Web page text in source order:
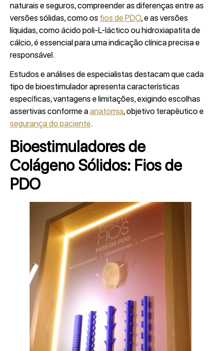
naturais e seguros, compreender as diferenças entre as
versões sólidas, como os fios de PDO, e as versões
líquidas, como ácido poli-L-láctico ou hidroxiapatita de
cálcio, é essencial para uma indicação clínica precisa e
responsável.
Estudos e análises de especialistas destacam que cada
tipo de bioestimulador apresenta características
específicas, vantagens e limitações, exigindo escolhas
assertivas conforme aanatomia, objetivo terapêutico e
segurança do paciente.
Bioestimuladores de
Colágeno Sólidos: Fios de
PDO